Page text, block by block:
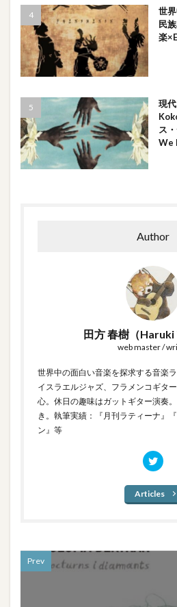
世
民
楽
現
ス
We
Author
田方 春樹（Haruki
web master /
世界中の面白い音楽を探求する音楽
イスラエルジャズ、フラメンコギタ
心。休日の趣味はガットギター演奏
き。執筆実績：『月刊ラティーナ』
ン』等
Articles
Prev